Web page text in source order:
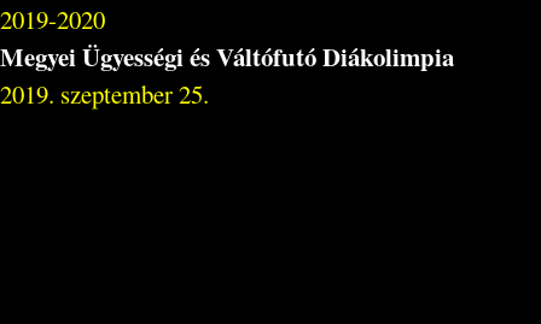
2019-2020
Megyei Ügyességi és Váltófutó Diákolimpia
2019. szeptember 25.